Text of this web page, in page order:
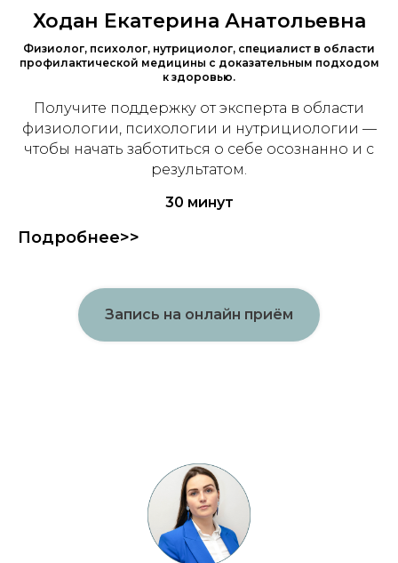
Ходан Екатерина Анатольевна
Физиолог, психолог, нутрициолог, специалист в области
профилактической медицины с доказательным подходом
к здоровью.
Получите поддержку от эксперта в области
физиологии, психологии и нутрициологии —
чтобы начать заботиться о себе осознанно и с
результатом.
30 минут
Подробнее>>
Запись на онлайн приём